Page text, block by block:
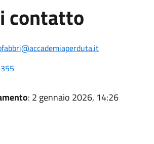
contatto
: 2 gennaio 2026, 14:26